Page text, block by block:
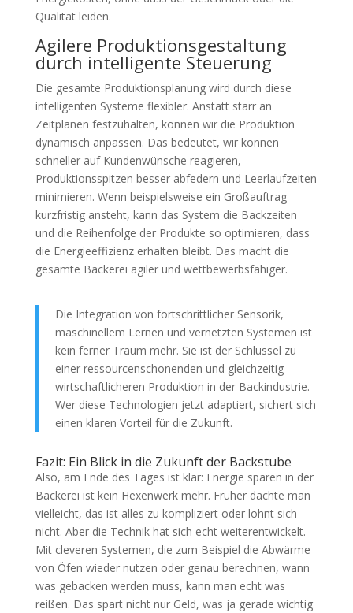
Qualität leiden.
Agilere Produktionsgestaltung
durch intelligente Steuerung
Die gesamte Produktionsplanung wird durch diese
intelligenten Systeme flexibler. Anstatt starr an
Zeitplänen festzuhalten, können wir die Produktion
dynamisch anpassen. Das bedeutet, wir können
schneller auf Kundenwünsche reagieren,
Produktionsspitzen besser abfedern und Leerlaufzeiten
minimieren. Wenn beispielsweise ein Großauftrag
kurzfristig ansteht, kann das System die Backzeiten
und die Reihenfolge der Produkte so optimieren, dass
die Energieeffizienz erhalten bleibt. Das macht die
gesamte Bäckerei agiler und wettbewerbsfähiger.
Die Integration von fortschrittlicher Sensorik,
maschinellem Lernen und vernetzten Systemen ist
kein ferner Traum mehr. Sie ist der Schlüssel zu
einer ressourcenschonenden und gleichzeitig
wirtschaftlicheren Produktion in der Backindustrie.
Wer diese Technologien jetzt adaptiert, sichert sich
einen klaren Vorteil für die Zukunft.
Fazit: Ein Blick in die Zukunft der Backstube
Also, am Ende des Tages ist klar: Energie sparen in der
Bäckerei ist kein Hexenwerk mehr. Früher dachte man
vielleicht, das ist alles zu kompliziert oder lohnt sich
nicht. Aber die Technik hat sich echt weiterentwickelt.
Mit cleveren Systemen, die zum Beispiel die Abwärme
von Öfen wieder nutzen oder genau berechnen, wann
was gebacken werden muss, kann man echt was
reißen. Das spart nicht nur Geld, was ja gerade wichtig